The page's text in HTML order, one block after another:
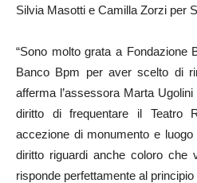
Silvia Masotti e Camilla Zorzi per
“Sono molto grata a Fondazione
Banco Bpm per aver scelto di
afferma l’assessora Marta Ugolini
diritto di frequentare il Teatro
accezione di monumento e
diritto riguardi anche coloro che
risponde perfettamente al